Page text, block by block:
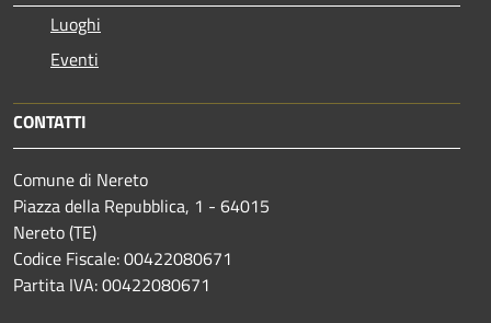
Luoghi
Eventi
CONTATTI
Comune di Nereto
Piazza della Repubblica, 1 - 64015
Nereto (TE)
Codice Fiscale: 00422080671
Partita IVA: 00422080671